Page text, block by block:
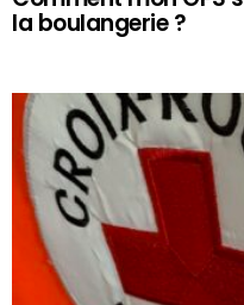
la boulangerie ?